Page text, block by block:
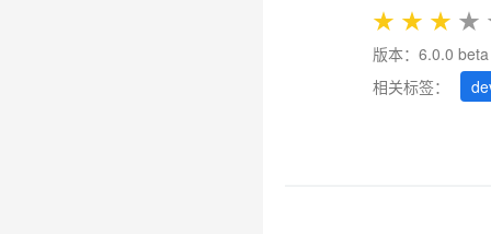
★ ★ ★ ★
版本：6.0.0
相关标签：